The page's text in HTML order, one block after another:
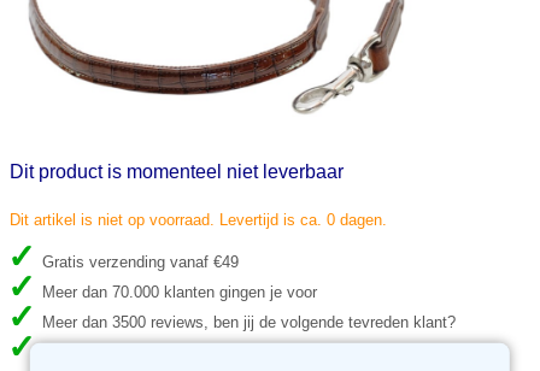
Dit product is momenteel niet leverbaar
Dit artikel is niet op voorraad. Levertijd is ca. 0 dagen.
Gratis verzending vanaf €49
Meer dan 70.000 klanten gingen je voor
Meer dan 3500 reviews, ben jij de volgende tevreden klant?